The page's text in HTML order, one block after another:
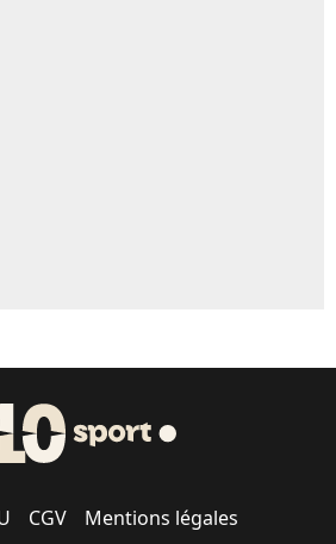
CGV Mentions légales